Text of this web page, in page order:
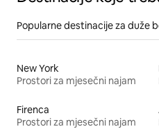
Popularne destinacije za duže
New York
Prostori za mjesečni najam
Firenca
Prostori za mjesečni najam